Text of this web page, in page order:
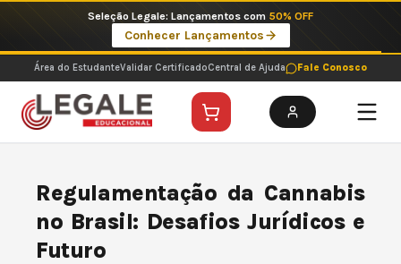
o
conteúdo
Imperdíveis no Pix: Pós Selecionadas a 199 reais no pix em parcela única
Ver ofertas
Área do EstudanteValidar CertificadoCentral de Ajuda Fale Conosco
Regulamentação da Cannabis
no Brasil: Desafios Jurídicos e
Futuro